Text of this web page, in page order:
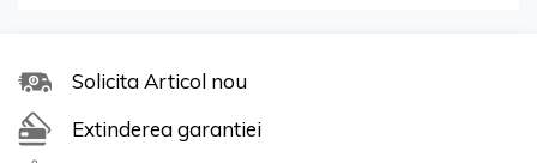
Solicita Articol nou
Extinderea garantiei